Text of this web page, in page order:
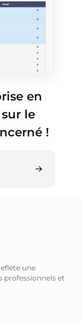
en
le
!
une
professionnels et